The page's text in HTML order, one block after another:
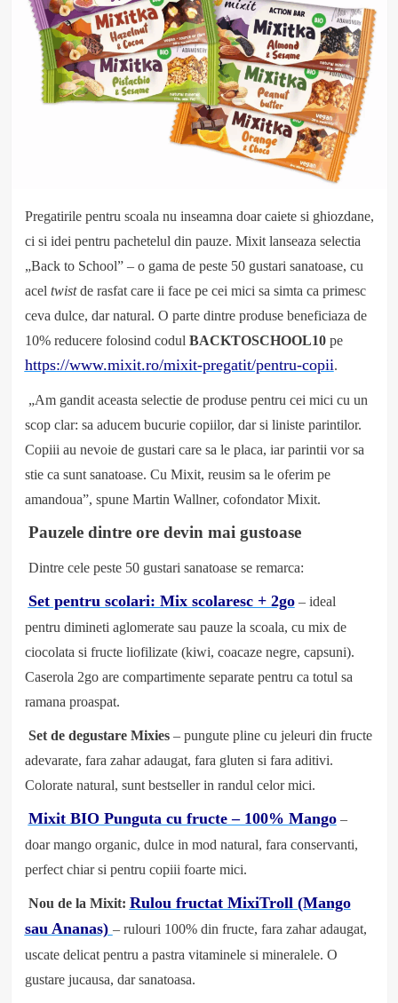
Pregatirile pentru scoala nu inseamna doar caiete si ghiozdane,
ci si idei pentru pachetelul din pauze. Mixit lanseaza selectia
„Back to School” – o gama de peste 50 gustari sanatoase, cu
acel twistde rasfat care ii face pe cei mici sa simta ca primesc
ceva dulce, dar natural. O parte dintre produse beneficiaza de
10% reducere folosind codul BACKTOSCHOOL10pe
https://www.mixit.ro/mixit-pregatit/pentru-copii.
„Am gandit aceasta selectie de produse pentru cei mici cu un
scop clar: sa aducem bucurie copiilor, dar si liniste parintilor.
Copiii au nevoie de gustari care sa le placa, iar parintii vor sa
stie ca sunt sanatoase. Cu Mixit, reusim sa le oferim pe
amandoua”, spune Martin Wallner, cofondator Mixit.
Pauzele dintre ore devin mai gustoase
Dintre cele peste 50 gustari sanatoase se remarca:
Set pentru scolari: Mix scolaresc + 2go – ideal
pentru dimineti aglomerate sau pauze la scoala, cu mix de
ciocolata si fructe liofilizate (kiwi, coacaze negre, capsuni).
Caserola 2go are compartimente separate pentru ca totul sa
ramana proaspat.
Set de degustare Mixies – pungute pline cu jeleuri din fructe
adevarate, fara zahar adaugat, fara gluten si fara aditivi.
Colorate natural, sunt bestseller in randul celor mici.
Mixit BIO Punguta cu fructe – 100% Mango –
doar mango organic, dulce in mod natural, fara conservanti,
perfect chiar si pentru copiii foarte mici.
Nou de la Mixit: Rulou fructat MixiTroll (Mango
sau Ananas) – rulouri 100% din fructe, fara zahar adaugat,
uscate delicat pentru a pastra vitaminele si mineralele. O
gustare jucausa, dar sanatoasa.